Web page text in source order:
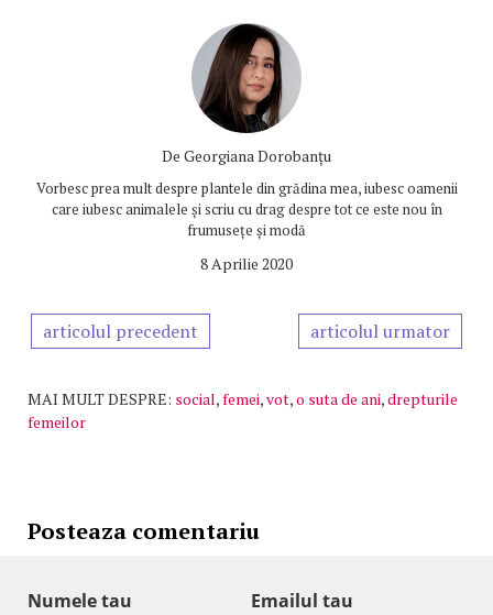
De Georgiana Dorobanțu
Vorbesc prea mult despre plantele din grădina mea, iubesc oamenii
care iubesc animalele și scriu cu drag despre tot ce este nou în
frumusețe și modă
8 Aprilie 2020
articolul precedent articolul urmator
MAI MULT DESPRE: social,femei,vot,o suta de ani,drepturile
femeilor
Posteaza comentariu
Numele tau Emailul tau